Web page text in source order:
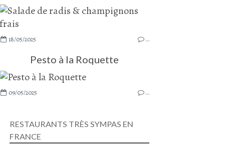
18/05/2025 …
Pesto à la Roquette
09/05/2025 …
RESTAURANTS TRÈS SYMPAS EN
FRANCE